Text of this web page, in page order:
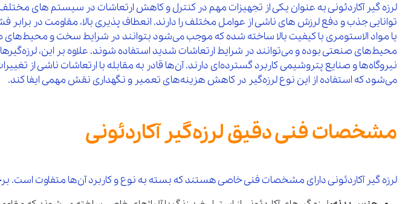
لرزه‌ گیر آکاردئونی به عنوان یکی از تجهیزات مهم در کنترل و کاهش ارتعاشات در سیستم‌ های
توانایی جذب و دفع لرزش‌ های ناشی از عوامل مختلف را دارند. انعطاف‌ پذیری بالا، مقاومت در
یا مواد الاستومری با کیفیت بالا ساخته شده که موجب می‌شود بتوانند در شرایط سخت و
محیط‌های صنعتی بوده و می‌توانند در شرایط ارتعاشات شدید استفاده شوند. علاوه بر این،
نیروگاه‌ها و صنایع پتروشیمی کاربرد گسترده‌ای دارند. آن‌ها قادر به مقابله با ارتعاشات ناشی از
می‌شود که استفاده از این نوع لرزه‌گیر در کاهش هزینه‌های تعمیر و نگهداری نقش مهمی ایفا کند.
مشخصات فنی دقیق لرزه‌گیر آکاردئونی
لرزه‌ گیر آکاردئونی دارای مشخصات فنی خاصی هستند که بسته به نوع و کاربرد آن‌ها متفاوت است.